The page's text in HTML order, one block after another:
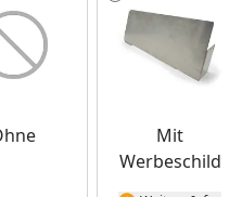
Mit
Werbeschild